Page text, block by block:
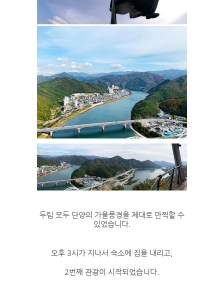
두팀 모두 단양의 가을풍경을 제대로 만찍할 수
있었습니다.
오후 3시가 지나서 숙소에 짐을 내리고,
2번째 관광이 시작되었습니다.